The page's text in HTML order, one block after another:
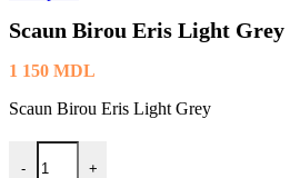
Scaun Birou Eris Light Grey
1 150 MDL
Scaun Birou Eris Light Grey
-
Cantitate Scaun Birou Eris Light Grey
+